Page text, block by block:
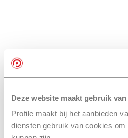
Deze website maakt gebruik
Profile maakt bij het aanbieden
diensten gebruik van cookies om